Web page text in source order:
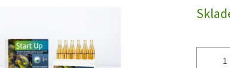
cena: